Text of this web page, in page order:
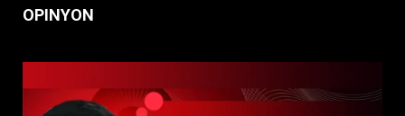
OPINYON